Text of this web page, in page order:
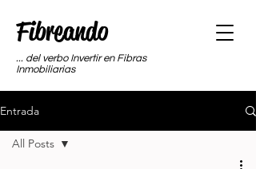
Fibreando
... del verbo Invertir en Fibras
Inmobiliarias
Entrada
All Posts